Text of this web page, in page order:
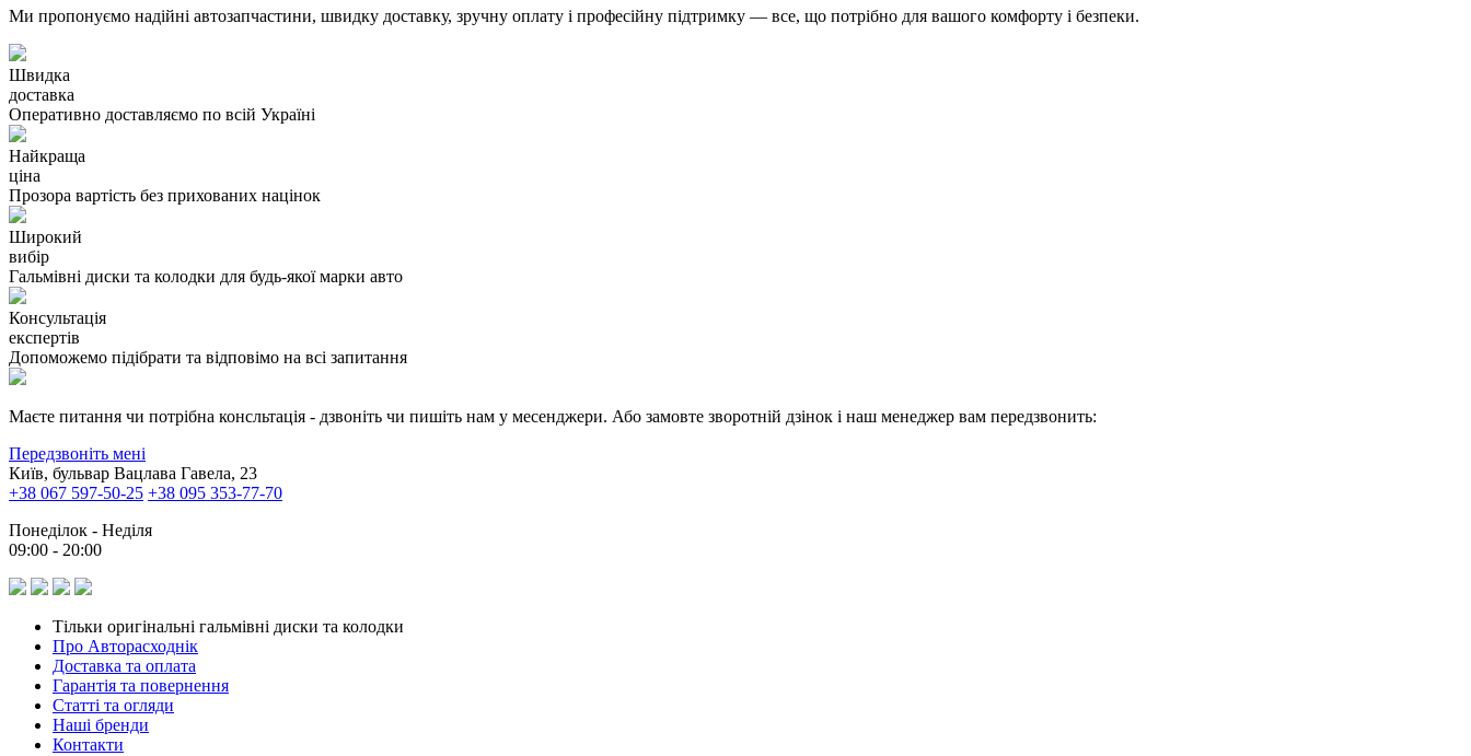
Ми пропонуємо надійні автозапчастини, швидку доставку, зручну оплату і професійну підтримку — все, що потрібно для вашого комфорту і безпеки.
Швидка
доставка
Оперативно доставляємо по всій Україні
Найкраща
ціна
Прозора вартість без прихованих націнок
Широкий
вибір
Гальмівні диски та колодки для будь-якої марки авто
Консультація
експертів
Допоможемо підібрати та відповімо на всі запитання
Маєте питання чи потрібна консльтація - дзвоніть чи пишіть нам у месенджери. Або замовте зворотній дзінок і наш менеджер вам передзвонить:
Передзвоніть мені
Київ, бульвар Вацлава Гавела, 23
+38 067 597-50-25 +38 095 353-77-70
Понеділок - Неділя
09:00 - 20:00
Тільки оригінальні гальмівні диски та колодки
Про Авторасходнік
Доставка та оплата
Гарантія та повернення
Статті та огляди
Наші бренди
Контакти